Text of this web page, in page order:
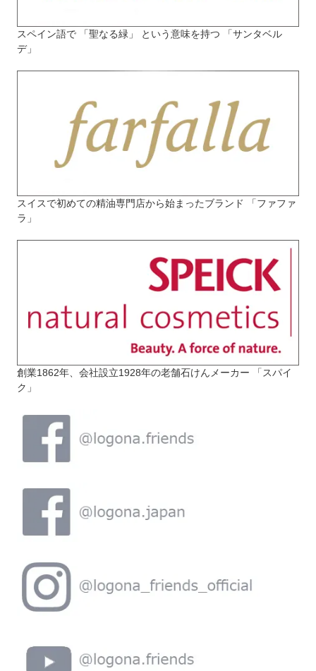
スペイン語で 「聖なる緑」 という意味を持つ 「サンタベル
デ」
スイスで初めての精油専門店から始まったブランド 「ファファ
ラ」
創業1862年、会社設立1928年の老舗石けんメーカー 「スパイ
ク」